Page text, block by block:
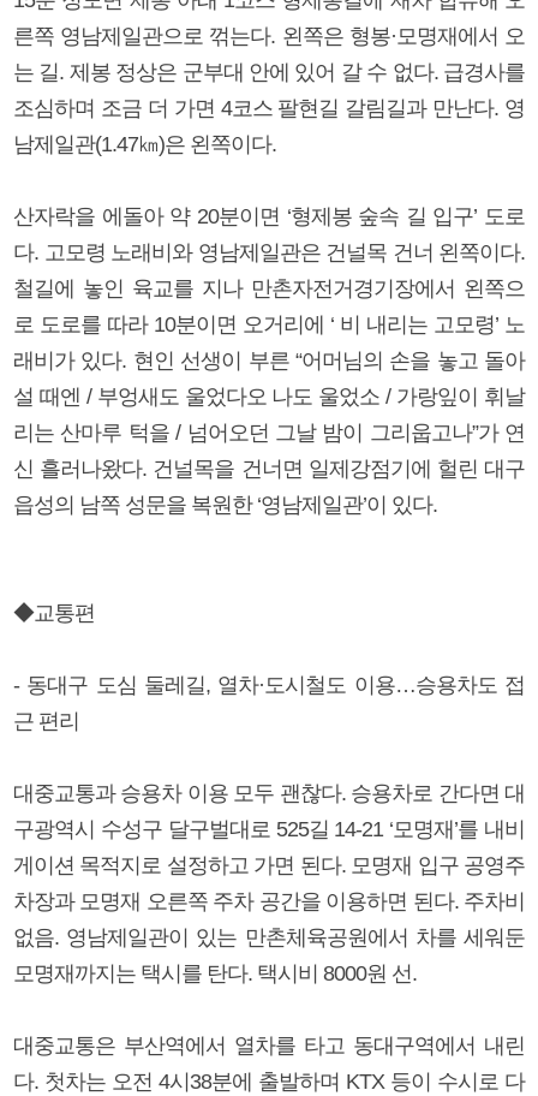
른쪽 영남제일관으로 꺾는다. 왼쪽은 형봉·모명재에서 오
는 길. 제봉 정상은 군부대 안에 있어 갈 수 없다. 급경사를
조심하며 조금 더 가면 4코스 팔현길 갈림길과 만난다. 영
남제일관(1.47㎞)은 왼쪽이다.
산자락을 에돌아 약 20분이면 ‘형제봉 숲속 길 입구’ 도로
다. 고모령 노래비와 영남제일관은 건널목 건너 왼쪽이다.
철길에 놓인 육교를 지나 만촌자전거경기장에서 왼쪽으
로 도로를 따라 10분이면 오거리에 ‘ 비 내리는 고모령’ 노
래비가 있다. 현인 선생이 부른 “어머님의 손을 놓고 돌아
설 때엔 / 부엉새도 울었다오 나도 울었소 / 가랑잎이 휘날
리는 산마루 턱을 / 넘어오던 그날 밤이 그리웁고나”가 연
신 흘러나왔다. 건널목을 건너면 일제강점기에 헐린 대구
읍성의 남쪽 성문을 복원한 ‘영남제일관’이 있다.
◆교통편
- 동대구 도심 둘레길, 열차·도시철도 이용…승용차도 접
근 편리
대중교통과 승용차 이용 모두 괜찮다. 승용차로 간다면 대
구광역시 수성구 달구벌대로 525길 14-21 ‘모명재’를 내비
게이션 목적지로 설정하고 가면 된다. 모명재 입구 공영주
차장과 모명재 오른쪽 주차 공간을 이용하면 된다. 주차비
없음. 영남제일관이 있는 만촌체육공원에서 차를 세워둔
모명재까지는 택시를 탄다. 택시비 8000원 선.
대중교통은 부산역에서 열차를 타고 동대구역에서 내린
다. 첫차는 오전 4시38분에 출발하며 KTX 등이 수시로 다